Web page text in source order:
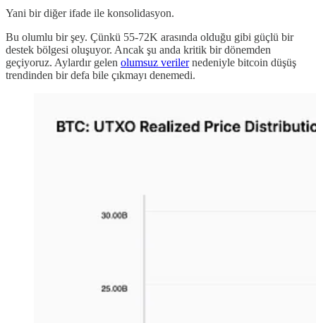
Yani bir diğer ifade ile konsolidasyon.
Bu olumlu bir şey. Çünkü 55-72K arasında olduğu gibi güçlü bir
destek bölgesi oluşuyor. Ancak şu anda kritik bir dönemden
geçiyoruz. Aylardır gelen olumsuz verilernedeniyle bitcoin düşüş
trendinden bir defa bile çıkmayı denemedi.